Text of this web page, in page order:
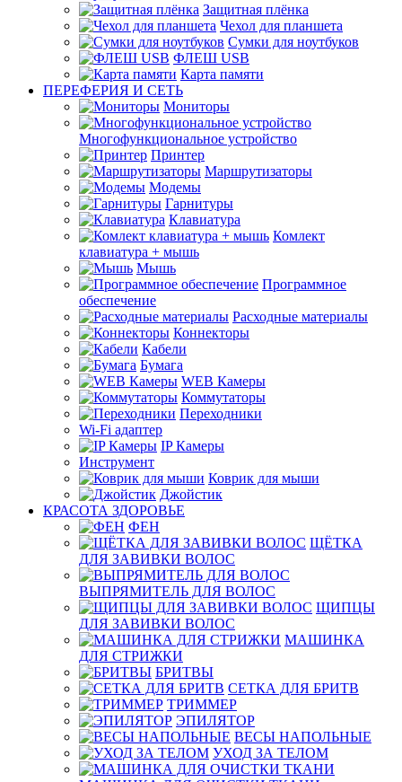
Защитная плёнка
Чехол для планшета
Сумки для ноутбуков
ФЛЕШ USB
Карта памяти
ПЕРЕФЕРИЯ И СЕТЬ
Мониторы
Многофункциональное устройство
Принтер
Маршрутизаторы
Модемы
Гарнитуры
Клавиатура
Комлект
клавиатура + мышь
Мышь
Программное
обеспечение
Расходные материалы
Коннекторы
Кабели
Бумага
WEB Камеры
Коммутаторы
Переходники
Wi-Fi адаптер
IP Камеры
Инструмент
Коврик для мыши
Джойстик
КРАСОТА ЗДОРОВЬЕ
ФЕН
ЩЁТКА
ДЛЯ ЗАВИВКИ ВОЛОС
ВЫПРЯМИТЕЛЬ ДЛЯ ВОЛОС
ЩИПЦЫ
ДЛЯ ЗАВИВКИ ВОЛОС
МАШИНКА
ДЛЯ СТРИЖКИ
БРИТВЫ
СЕТКА ДЛЯ БРИТВ
ТРИММЕР
ЭПИЛЯТОР
ВЕСЫ НАПОЛЬНЫЕ
УХОД ЗА ТЕЛОМ